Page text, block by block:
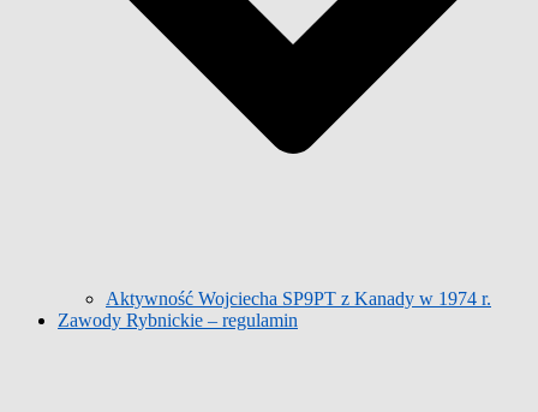
Aktywność Wojciecha SP9PT z Kanady w 1974 r.
Zawody Rybnickie – regulamin